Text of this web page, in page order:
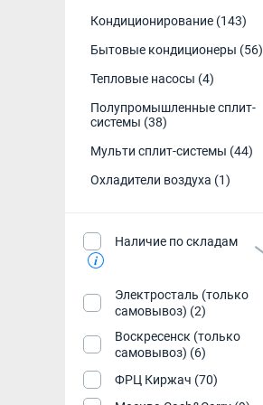
Кондиционирование (143)
Бытовые кондиционеры (56)
Тепловые насосы (4)
Полупромышленные сплит-
системы (38)
Мульти сплит-системы (44)
Охладители воздуха (1)
Наличие по складам
Электросталь (только
самовывоз) (2)
Воскресенск (только
самовывоз) (6)
ФРЦ Киржач (70)